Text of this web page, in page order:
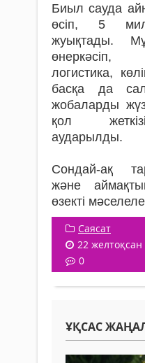
Биыл сауда
өсіп, 5
жуықтады.
логистика,
басқа да
жобаларды
қол
аударылды.
Сондай-ақ
және
өзекті
Саясат
22
0
ҰҚСАС